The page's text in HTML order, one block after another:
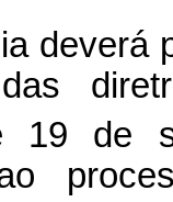
deverá
19 de